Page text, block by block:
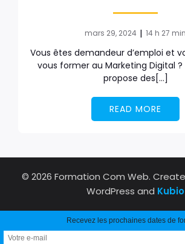
mars 29, 2024 | 14 h 27 min
Vous êtes demandeur d’emploi et
vous former au Marketing Digital ?
propose des[…]
READ MORE
© 2026 Formation Com Web.
WordPress and Kubio
Recevez les prochaines dates de